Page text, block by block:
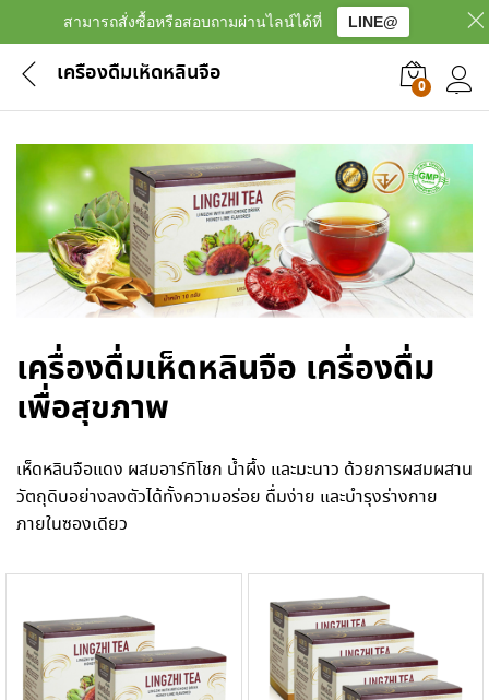
เครื่องดื่มเห็ดหลินจือ 0
เข้าสู่
เครื่องดื่มเห็ดหลินจือ เครื่องดื่ม
เพื่อสุขภาพ
เห็ดหลินจือแดง ผสมอาร์ทิโชก น้ำผึ้ง และมะนาว ด้วยการผสมผสาน
วัตถุดิบอย่างลงตัวได้ทั้งความอร่อย ดื่มง่าย และบำรุงร่างกาย
ภายในซองเดียว
สามารถสั่งซื้อหรือสอบถามผ่านไลน์ได้ที่ LINE@